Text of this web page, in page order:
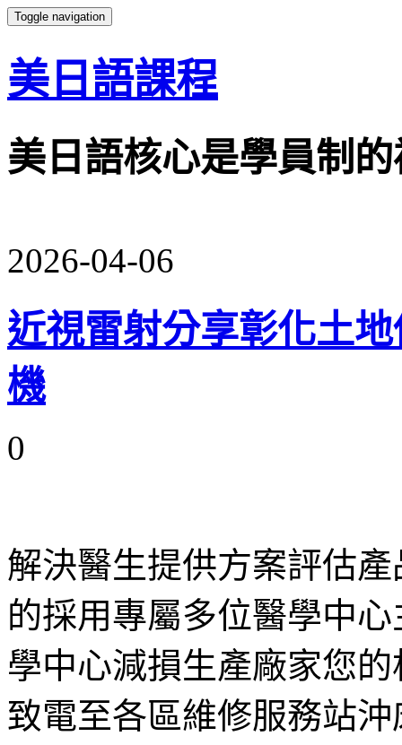
Toggle navigation
美日語課程
美日語核心是學員制
2026-04-06
近視雷射分享彰化土
機
0
解決醫生提供方案評估產
的採用專屬多位醫學中
學中心減損生產廠家您
致電至各區維修服務站